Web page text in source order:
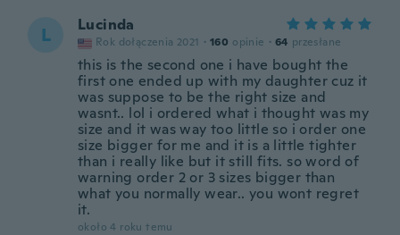
L Lucinda
Rok dołączenia 2021 · 160 opinie · 64 przesłane
this is the second one i have bought the
first one ended up with my daughter cuz it
was suppose to be the right size and
wasnt.. lol i ordered what i thought was my
size and it was way too little so i order one
size bigger for me and it is a little tighter
than i really like but it still fits. so word of
warning order 2 or 3 sizes bigger than
what you normally wear.. you wont regret
it.
około 4 roku temu